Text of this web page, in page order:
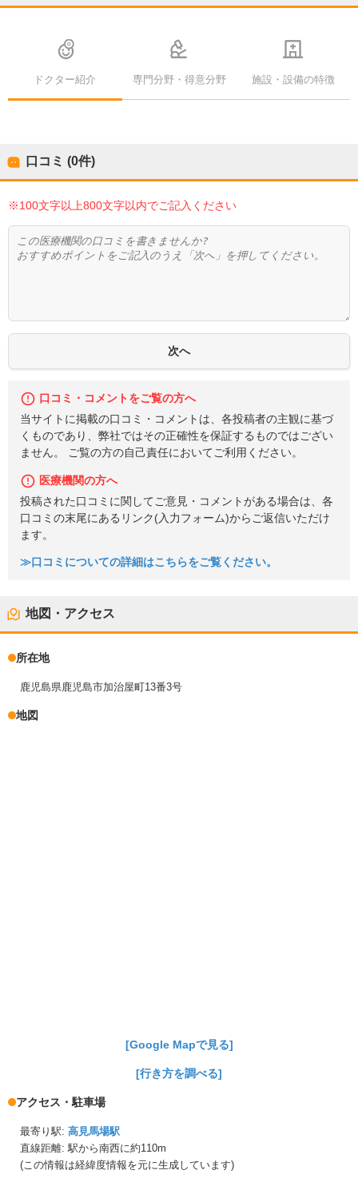
ドクター紹介 専門分野・得意分野 施設・設備の特徴
口コミ (0件)
※100文字以上800文字以内でご記入ください
口コミ・コメントをご覧の方へ
当サイトに掲載の口コミ・コメントは、各投稿者の主観に基づ
くものであり、弊社ではその正確性を保証するものではござい
ません。 ご覧の方の自己責任においてご利用ください。
医療機関の方へ
投稿された口コミに関してご意見・コメントがある場合は、各
口コミの末尾にあるリンク(入力フォーム)からご返信いただけ
ます。
≫口コミについての詳細はこちらをご覧ください。
地図・アクセス
所在地
鹿児島県鹿児島市加治屋町13番3号
地図
[Google Mapで見る]
[行き方を調べる]
アクセス・駐車場
最寄り駅: 高見馬場駅
直線距離: 駅から南西に約110m
(この情報は経緯度情報を元に生成しています)